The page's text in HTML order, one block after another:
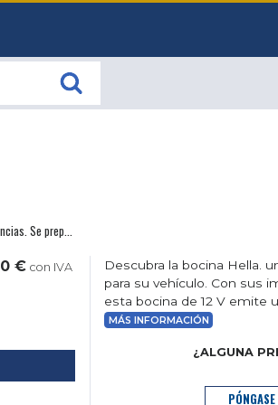
Se prep...
€ con IVA
Descubra la bocina Hella.
para su vehículo. Con sus
esta bocina de 12 V emite
MÁS INFORMACIÓN
¿ALGUNA